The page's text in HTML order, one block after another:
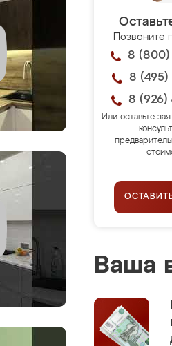
Позвоните
8 (800)
8 (495)
8 (926)
Или оставьте
Ваша